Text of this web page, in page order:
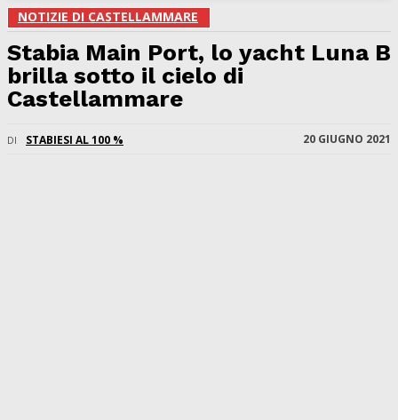
NOTIZIE DI CASTELLAMMARE
Stabia Main Port, lo yacht Luna B
brilla sotto il cielo di
Castellammare
DI STABIESI AL 100 % 20 GIUGNO 2021